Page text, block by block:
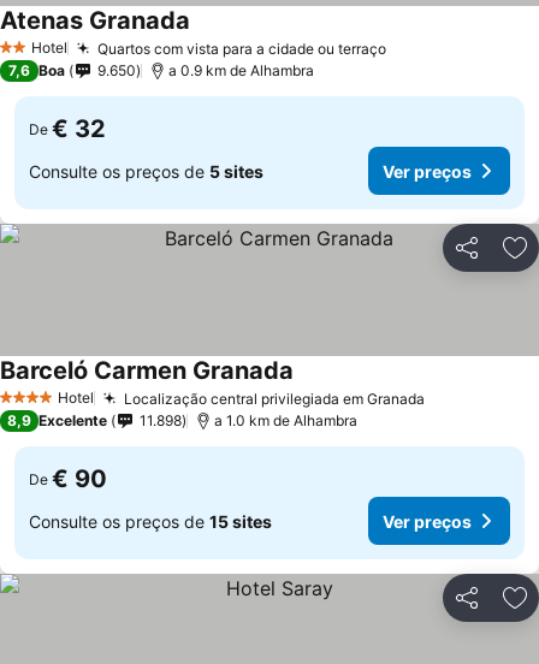
2 Estrelas
Hotel Quartos com vista para a cidade ou terraço
Atenas Granada
7,6 Boa 9.650 a 0.9 km de Alhambra
De € 32
Consulte os preços de 5 sites Ver preços
Partilhar
4 EstrelasHotel Localização central privilegiada em Granada
Barceló Carmen Granada
8,9 Excelente 11.898 a 1.0 km de Alhambra
De € 90
Consulte os preços de 15 sites Ver preços
Partilhar